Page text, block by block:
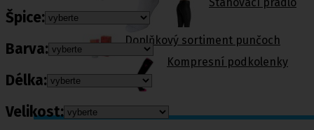
Doplňkový sortiment punčoch
Kompresní podkolenky
Špice:
Barva:
Délka:
Velikost: